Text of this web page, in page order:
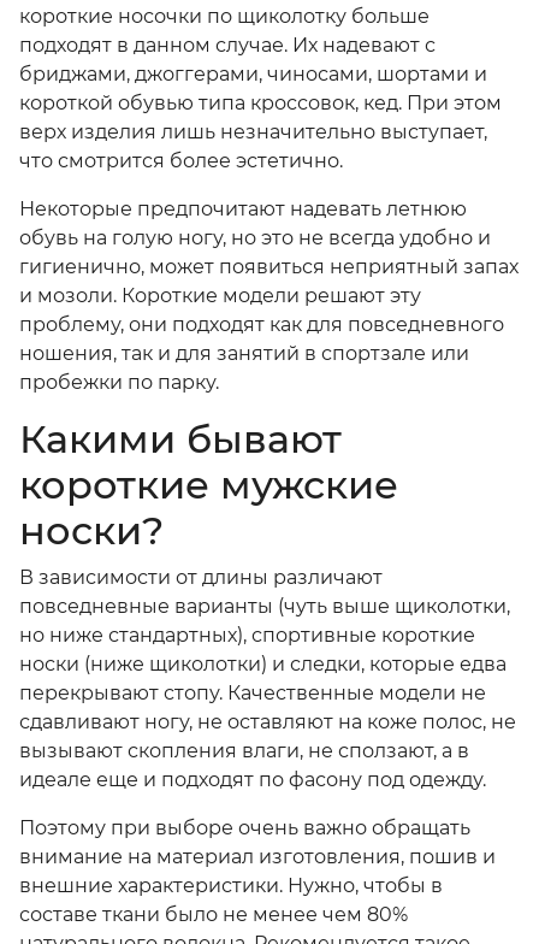
короткие носочки по щиколотку больше
подходят в данном случае. Их надевают с
бриджами, джоггерами, чиносами, шортами и
короткой обувью типа кроссовок, кед. При этом
верх изделия лишь незначительно выступает,
что смотрится более эстетично.
Некоторые предпочитают надевать летнюю
обувь на голую ногу, но это не всегда удобно и
гигиенично, может появиться неприятный запах
и мозоли. Короткие модели решают эту
проблему, они подходят как для повседневного
ношения, так и для занятий в спортзале или
пробежки по парку.
Какими бывают
короткие мужские
носки?
В зависимости от длины различают
повседневные варианты (чуть выше щиколотки,
но ниже стандартных), спортивные короткие
носки (ниже щиколотки) и следки, которые едва
перекрывают стопу. Качественные модели не
сдавливают ногу, не оставляют на коже полос, не
вызывают скопления влаги, не сползают, а в
идеале еще и подходят по фасону под одежду.
Поэтому при выборе очень важно обращать
внимание на материал изготовления, пошив и
внешние характеристики. Нужно, чтобы в
составе ткани было не менее чем 80%